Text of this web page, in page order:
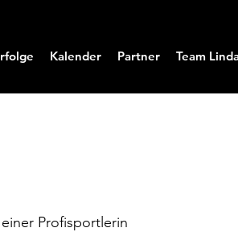
Kalender Partner Team
Profisportlerin